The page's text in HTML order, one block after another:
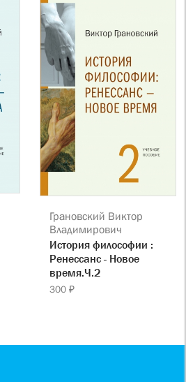
Грановский Виктор
Владимирович
История философии :
Ренессанс - Новое
время.Ч.2
300 ₽